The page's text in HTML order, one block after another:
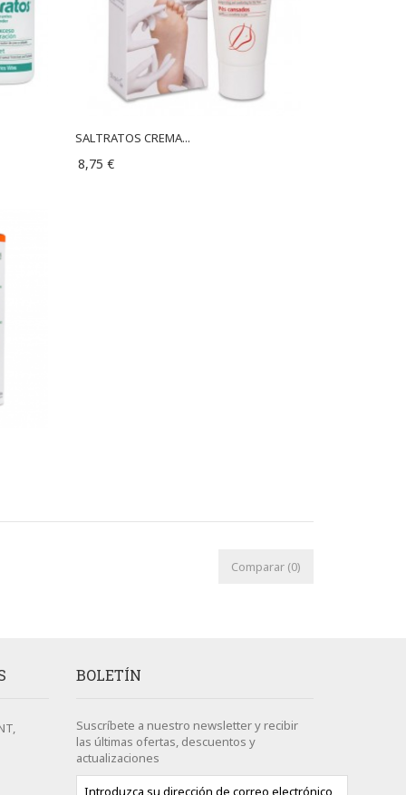
SALTRATOS CREMA...
8,75 €
Comparar (0)
BOLETÍN
Suscríbete a nuestro newsletter y recibir
las últimas ofertas, descuentos y
actualizaciones